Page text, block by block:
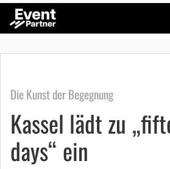
Die Kunst der Begegnung
Kassel lädt zu
days“ ein